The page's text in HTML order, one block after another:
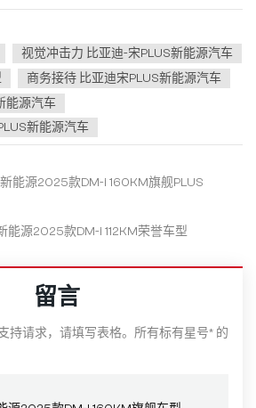
视觉冲击力 比亚迪-宋PLUS新能源汽车
商务接待 比亚迪宋PLUS新能源汽车
能源汽车
新能源汽车
能源2025款DM-i 160KM旗舰PLUS
能源2025款DM-i 112KM荣誉车型
留言
持请求，请填写表格。所有标有星号* 的